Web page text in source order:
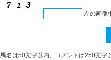
左の画像
馬名は50文字以内、コメントは250文字